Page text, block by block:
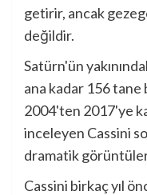
getirir, ancak
değildir.
Satürn'ün
ana kadar 156
2004'ten 2017'ye
inceleyen Cassini
dramatik görüntüler
Cassini birkaç yıl